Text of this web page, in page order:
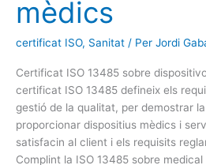
mèdics
certificat ISO, Sanitat / Per Jordi
Certificat ISO 13485 sobre
certificat ISO 13485 defineix els
gestió de la qualitat, per demostrar
proporcionar dispositius mèdics i
satisfacin al client i els requisits
Complint la ISO 13485 sobre